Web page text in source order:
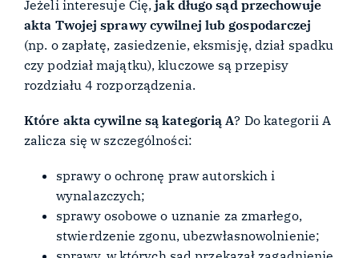
Jeżeli interesuje Cię,jak długo sąd przechowuje
akta Twojej sprawy cywilnej lub gospodarczej
(np. o zapłatę, zasiedzenie, eksmisję, dział spadku
czy podział majątku), kluczowe są przepisy
rozdziału 4 rozporządzenia.
Które akta cywilne są kategorią A? Do kategorii A
zalicza się w szczególności:
sprawy o ochronę praw autorskich i
wynalazczych;
sprawy osobowe o uznanie za zmarłego,
stwierdzenie zgonu, ubezwłasnowolnienie;